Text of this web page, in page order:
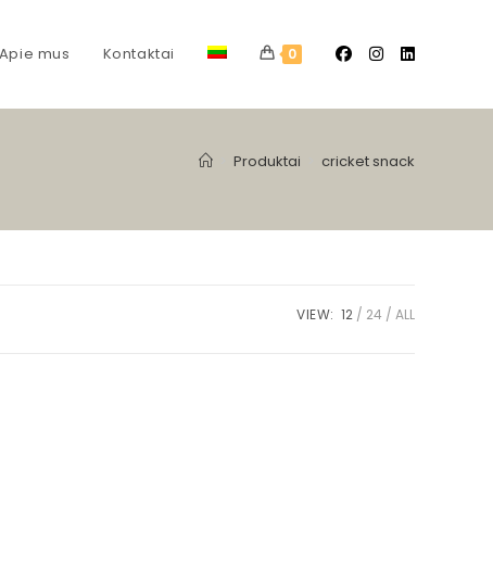
Apie mus Kontaktai 0
Produktai cricket snack
VIEW: 12 24 ALL